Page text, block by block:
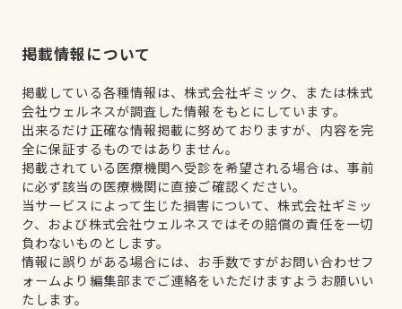
掲載情報について
掲載している各種情報は、株式会社ギミック、または株式
会社ウェルネスが調査した情報をもとにしています。
出来るだけ正確な情報掲載に努めておりますが、内容を完
全に保証するものではありません。
掲載されている医療機関へ受診を希望される場合は、事前
に必ず該当の医療機関に直接ご確認ください。
当サービスによって生じた損害について、株式会社ギミッ
ク、および株式会社ウェルネスではその賠償の責任を一切
負わないものとします。
情報に誤りがある場合には、お手数ですがお問い合わせフ
ォームより編集部までご連絡をいただけますようお願いい
たします。